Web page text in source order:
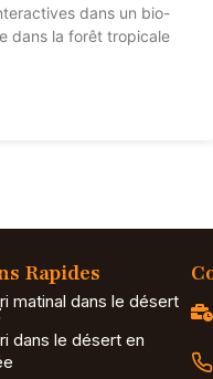
dans un bio-
dans la forêt tropicale
Rapides
matinal dans le désert
dans le désert en